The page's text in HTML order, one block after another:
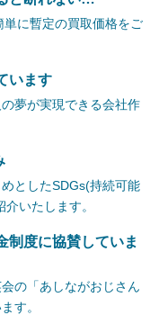
に暫定の買取価格をご
います
夢が実現できる会社作
としたSDGs(持続可能
いたします。
制度に協賛していま
の「あしながおじさん
す。